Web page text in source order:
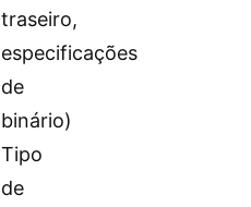
traseiro,
especificações
de
binário)
Tipo
de